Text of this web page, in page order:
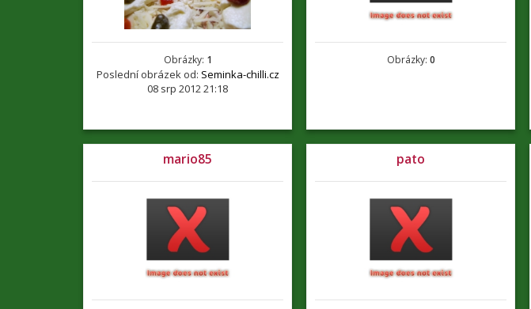
Obrázky: 1
Poslední obrázek od: Seminka-chilli.cz
08 srp 2012 21:18
Obrázky: 0
mario85 pato